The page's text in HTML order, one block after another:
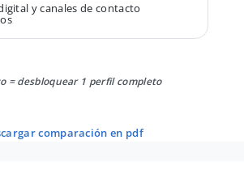
y canales de contacto
= desbloquear 1 perfil completo
comparación en pdf